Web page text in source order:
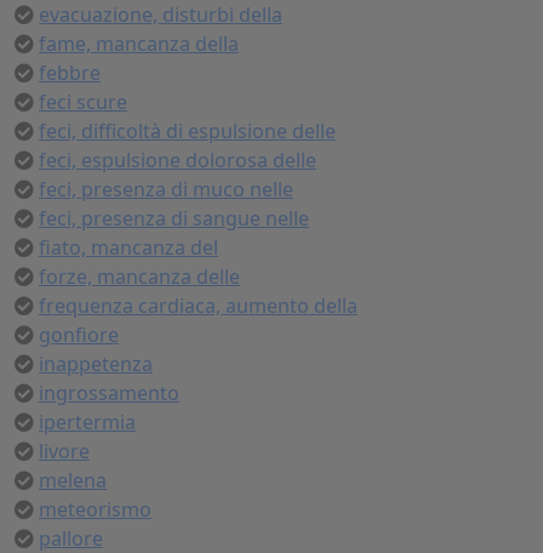
evacuazione, disturbi della
fame, mancanza della
febbre
feci scure
feci, difficoltà di espulsione delle
feci, espulsione dolorosa delle
feci, presenza di muco nelle
feci, presenza di sangue nelle
fiato, mancanza del
forze, mancanza delle
frequenza cardiaca, aumento della
gonfiore
inappetenza
ingrossamento
ipertermia
livore
melena
meteorismo
pallore